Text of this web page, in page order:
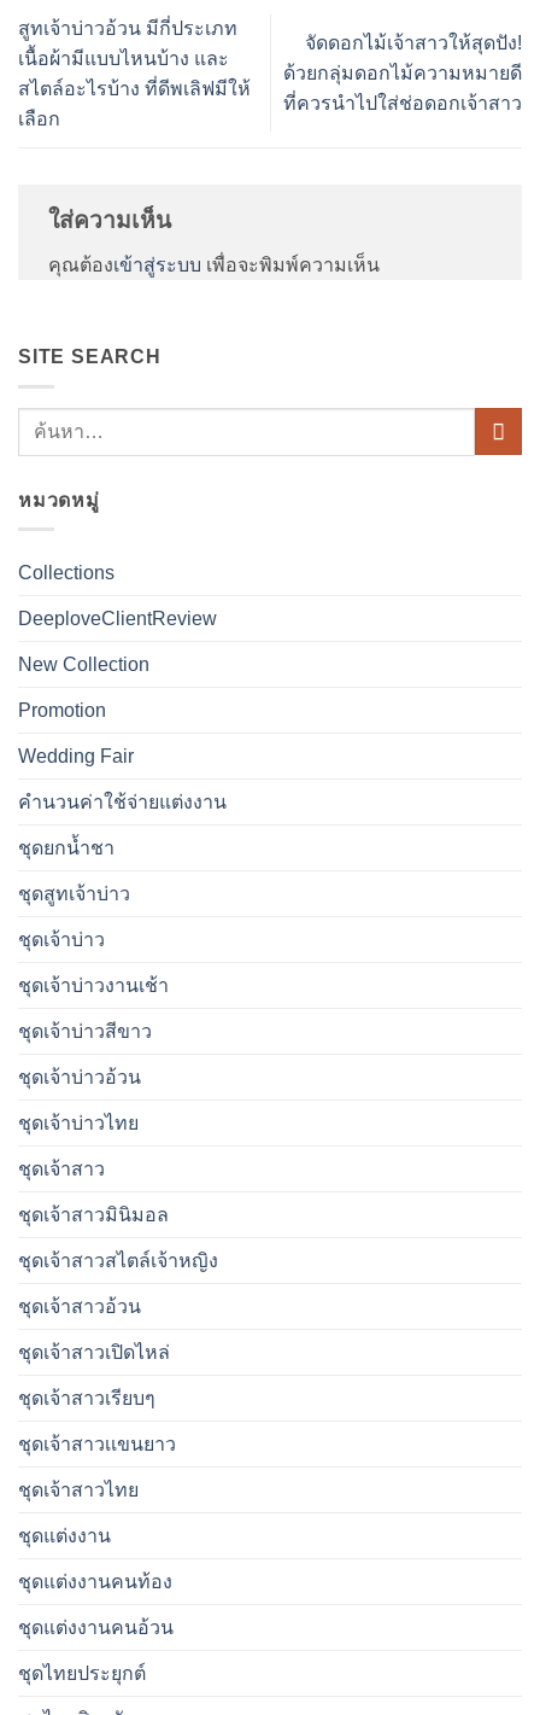
สูทเจ้าบ่าวอ้วน มีกี่ประเภท
เนื้อผ้ามีแบบไหนบ้าง และ
สไตล์อะไรบ้าง ที่ดีพเลิฟมีให้
เลือก
จัดดอกไม้เจ้าสาวให้สุดปัง!
ด้วยกลุ่มดอกไม้ความหมายดี
ที่ควรนำไปใส่ช่อดอกเจ้าสาว
ใส่ความเห็น
คุณต้องเข้าสู่ระบบ เพื่อจะพิมพ์ความเห็น
SITE SEARCH
หมวดหมู่
Collections
DeeploveClientReview
New Collection
Promotion
Wedding Fair
คำนวนค่าใช้จ่ายแต่งงาน
ชุดยกน้ำชา
ชุดสูทเจ้าบ่าว
ชุดเจ้าบ่าว
ชุดเจ้าบ่าวงานเช้า
ชุดเจ้าบ่าวสีขาว
ชุดเจ้าบ่าวอ้วน
ชุดเจ้าบ่าวไทย
ชุดเจ้าสาว
ชุดเจ้าสาวมินิมอล
ชุดเจ้าสาวสไตล์เจ้าหญิง
ชุดเจ้าสาวอ้วน
ชุดเจ้าสาวเปิดไหล่
ชุดเจ้าสาวเรียบๆ
ชุดเจ้าสาวเเขนยาว
ชุดเจ้าสาวไทย
ชุดแต่งงาน
ชุดแต่งงานคนท้อง
ชุดแต่งงานคนอ้วน
ชุดไทยประยุกต์